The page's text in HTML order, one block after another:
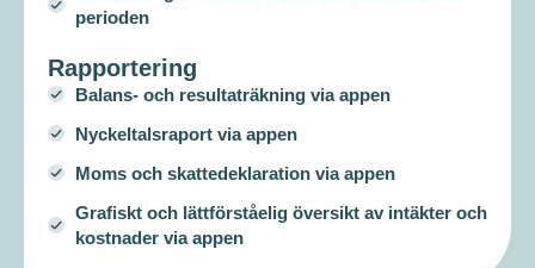
perioden
Rapportering
Balans- och resultaträkning via appen
Nyckeltalsraport via appen
Moms och skattedeklaration via appen
Grafiskt och lättförståelig översikt av intäkter och
kostnader via appen